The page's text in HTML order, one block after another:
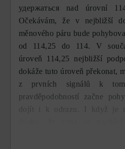
удержаться nad úrovní
Očekávám, že v nejbližší
měnového páru bude
od 114,25 do 114. V
úroveň 114,25 nejbližší
dokáže tuto úroveň překonat,
z prvních signálů k
pravděpodobností začne
dojít i k odrazu. I když je